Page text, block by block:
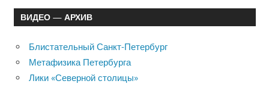
ВИДЕО — АРХИВ
Блистательный Санкт-Петербург
Метафизика Петербурга
Лики «Северной столицы»